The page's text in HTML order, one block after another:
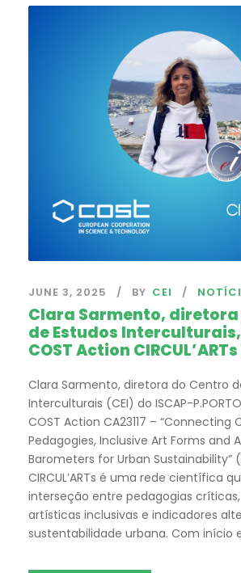
JUNE 3, 2025 BY CEI
Clara Sarmento,
de Estudos
COST Action
Clara Sarmento, diretora do Centro
Interculturais (CEI) do ISCAP-
COST Action CA23117 – “Connecting
Pedagogies, Inclusive Art Forms and
Barometers for Urban Sustainability”
CIRCUL’ARTs é uma rede científica
interseção entre pedagogias
artísticas inclusivas e indicadores
sustentabilidade urbana. Com início